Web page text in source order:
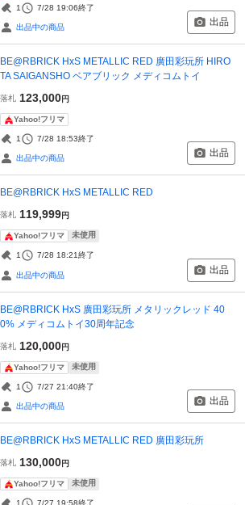
1 7/28 19:06終了
出品中の商品 出品
BE@RBRICK HxS METALLIC RED 廣田彩玩所 HIRO
TA SAIGANSHO ベアブリック メディコムトイ
落札 123,000円
Yahoo!フリマ
1 7/28 18:53終了
出品中の商品 出品
BE@RBRICK HxS METALLIC RED
落札 119,999円
Yahoo!フリマ 未使用
1 7/28 18:21終了
出品中の商品 出品
BE@RBRICK HxS 廣田彩玩所 メタリックレッド 40
0% メディコムトイ30周年記念
落札 120,000円
Yahoo!フリマ 未使用
1 7/27 21:40終了
出品中の商品 出品
BE@RBRICK HxS METALLIC RED 廣田彩玩所
落札 130,000円
Yahoo!フリマ 未使用
1 7/27 19:58終了